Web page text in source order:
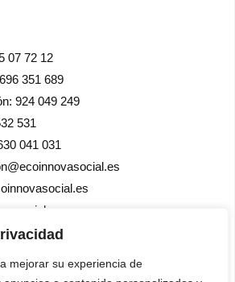
mejorar su experiencia de
07 72 12
351 689
924 049 249
531
041 031